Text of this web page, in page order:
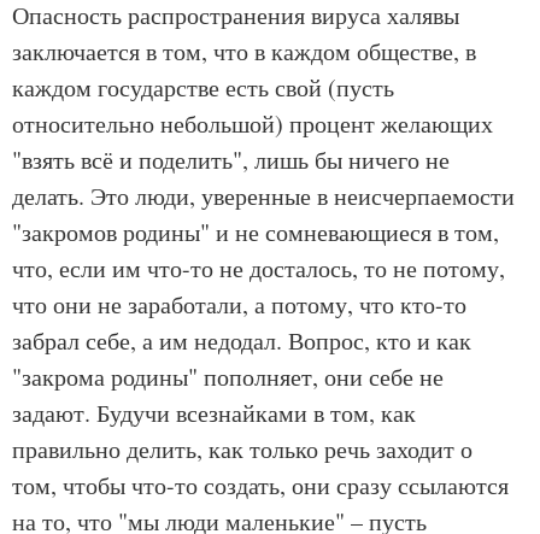
Опасность распространения вируса халявы
заключается в том, что в каждом обществе, в
каждом государстве есть свой (пусть
относительно небольшой) процент желающих
"взять всё и поделить", лишь бы ничего не
делать. Это люди, уверенные в неисчерпаемости
"закромов родины" и не сомневающиеся в том,
что, если им что-то не досталось, то не потому,
что они не заработали, а потому, что кто-то
забрал себе, а им недодал. Вопрос, кто и как
"закрома родины" пополняет, они себе не
задают. Будучи всезнайками в том, как
правильно делить, как только речь заходит о
том, чтобы что-то создать, они сразу ссылаются
на то, что "мы люди маленькие" – пусть